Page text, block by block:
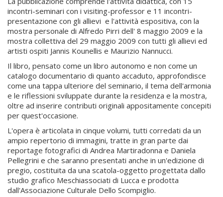
incontri-seminari con i visiting-professor e 11 incontri-
presentazione con gli allievi e l'attività espositiva, con la
mostra personale di Alfredo Pirri dell' 8 maggio 2009 e la
mostra collettiva del 29 maggio 2009 con tutti gli allievi ed
artisti ospiti Jannis Kounellis e Maurizio Nannucci.
Il libro, pensato come un libro autonomo e non come un
catalogo documentario di quanto accaduto, approfondisce
come una tappa ulteriore del seminario, il tema dell'armonia
e le riflessioni sviluppate durante la residenza e la mostra,
oltre ad inserire contributi originali appositamente concepiti
per quest'occasione.
L'opera è articolata in cinque volumi, tutti corredati da un
ampio repertorio di immagini, tratte in gran parte dai
reportage fotografici di Andrea Martiradonna e Daniela
Pellegrini e che saranno presentati anche in un'edizione di
pregio, costituita da una scatola-oggetto progettata dallo
studio grafico Meschiassociati di Lucca e prodotta
dall'Associazione Culturale Dello Scompiglio.